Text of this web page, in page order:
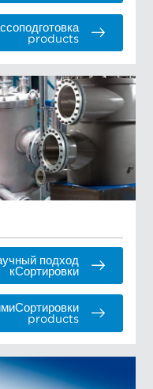
products
подход
кСортировки
products